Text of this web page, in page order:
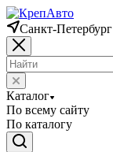
Санкт-Петербург
Каталог
По всему сайту
По каталогу